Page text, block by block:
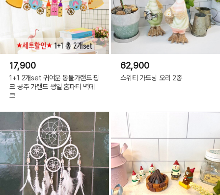
17,900
1+1 2개set 귀여운 동물가랜드 핑
크 공주 가랜드 생일 홈파티 벽데
코
62,900
스위티 가드닝 오리 2종